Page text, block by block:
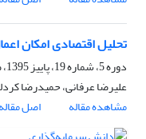
تحلیل اقتصادی امکان
دوره 5، شماره 19، پاییز 1395، صفحه
علیرضا عرفانی، حمیدرضا
مشاهده مقاله
اصل مقاله